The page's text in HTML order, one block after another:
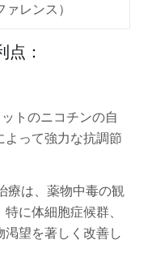
レンス）
点：
トのニコチンの自
よって強力な抗調節
療は、薬物中毒の観
に体細胞症候群、
望を著しく改善し